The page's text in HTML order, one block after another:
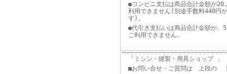
●コンビニ支払は商品合計金額が
利用できません(別途手数料440円
す)。
●代引き支払いは商品合計金額が、
ご利用できません。
「ミシン・縫製・用具ショップ 」
■お問い合せ・ご質問は 上段の